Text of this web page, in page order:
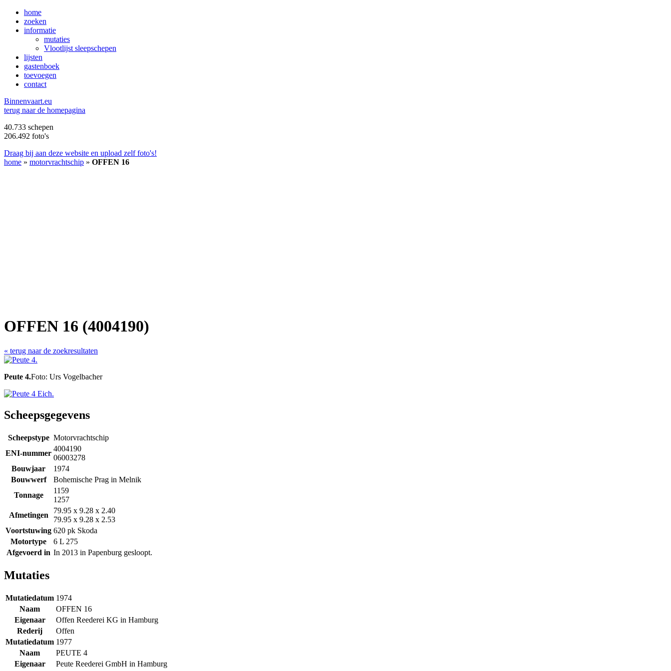
home
zoeken
informatie
mutaties
Vlootlijst sleepschepen
lijsten
gastenboek
toevoegen
contact
Binnenvaart.eu
terug naar de homepagina
40.733 schepen
206.492 foto's
Draag bij aan deze website en upload zelf foto's!
home » motorvrachtschip » OFFEN 16
OFFEN 16 (4004190)
« terug naar de zoekresultaten
Peute 4.Foto: Urs Vogelbacher
Scheepsgegevens
Scheepstype Motorvrachtschip
ENI-nummer
4004190
06003278
Bouwjaar
1974
Bouwwerf
Bohemische Prag in Melnik
Tonnage
1159
1257
Afmetingen
79.95 x 9.28 x 2.40
79.95 x 9.28 x 2.53
Voortstuwing 620 pk Skoda
Motortype
6 L 275
Afgevoerd in In 2013 in Papenburg gesloopt.
Mutaties
Mutatiedatum 1974
Naam
OFFEN 16
Eigenaar
Offen Reederei KG in Hamburg
Rederij
Offen
Mutatiedatum 1977
Naam
PEUTE 4
Eigenaar
Peute Reederei GmbH in Hamburg